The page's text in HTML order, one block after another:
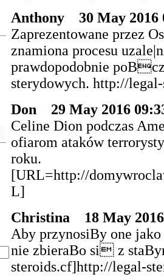
Anthony
30 May 2016
Zaprezentowane przez
znamiona procesu
prawdopodobnie
sterydowych. http://
Don
29 May 2016
Celine Dion podczas
ofiarom ataków
roku.
[URL=http://
L]
Christina
18 May
Aby przynosiBy one
nie zbieraBo si z
steroids.cf]http://legal-